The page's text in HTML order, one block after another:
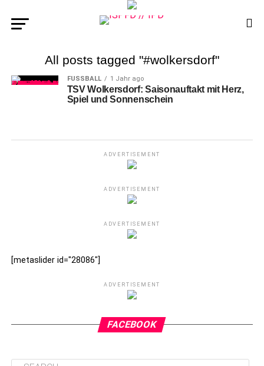
All posts tagged "#wolkersdorf"
FUSSBALL 1 Jahr ago
TSV Wolkersdorf: Saisonauftakt mit Herz,
Spiel und Sonnenschein
ADVERTISEMENT
ADVERTISEMENT
ADVERTISEMENT
[metaslider id="28086"]
ADVERTISEMENT
FACEBOOK